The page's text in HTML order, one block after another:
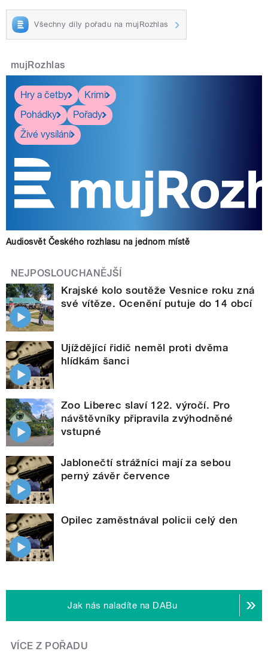
Všechny díly pořadu na mujRozhlas
mujRozhlas
Hry a četby
Krimi
Pohádky
Pořady
Živé vysílání
Audiosvět Českého rozhlasu na jednom místě
NEJPOSLOUCHANĚJŠÍ
Krajské kolo soutěže Vesnice roku zná
své vítěze. Ocenění putuje do 14 obcí
Ujíždějící řidič neměl proti dvěma
hlídkám šanci
Zoo Liberec slaví 122. výročí. Pro
návštěvníky připravila zvýhodněné
vstupné
Jablonečtí strážníci mají za sebou
perný závěr července
Opilec zaměstnával policii celý den
Jak nás naladíte na DABu
VÍCE Z POŘADU